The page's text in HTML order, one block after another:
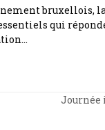
bruxellois,
qui
next
Journée